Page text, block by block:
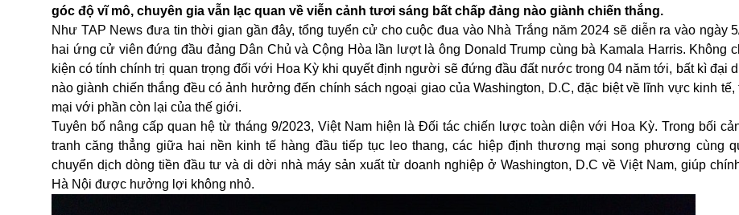
góc độ vĩ mô, chuyên gia vẫn lạc quan về viễn cảnh tươi sáng bất chấp đảng nào giành chiến thắng.
Như TAP News đưa tin thời gian gần đây, tổng tuyển cử cho cuộc đua vào Nhà Trắng năm 2024 sẽ diễn ra vào ngày
hai ứng cử viên đứng đầu đảng Dân Chủ và Cộng Hòa lần lượt là ông Donald Trump cùng bà Kamala Harris. Không
kiện có tính chính trị quan trọng đối với Hoa Kỳ khi quyết định người sẽ đứng đầu đất nước trong 04 năm tới, bất kì đại
nào giành chiến thắng đều có ảnh hưởng đến chính sách ngoại giao của Washington, D.C, đặc biệt về lĩnh vực kinh tế,
mại với phần còn lại của thế giới.
Tuyên bố nâng cấp quan hệ từ tháng 9/2023, Việt Nam hiện là Đối tác chiến lược toàn diện với Hoa Kỳ. Trong bối
tranh căng thẳng giữa hai nền kinh tế hàng đầu tiếp tục leo thang, các hiệp định thương mại song phương cùng
chuyển dịch dòng tiền đầu tư và di dời nhà máy sản xuất từ doanh nghiệp ở Washington, D.C về Việt Nam, giúp
Hà Nội được hưởng lợi không nhỏ.